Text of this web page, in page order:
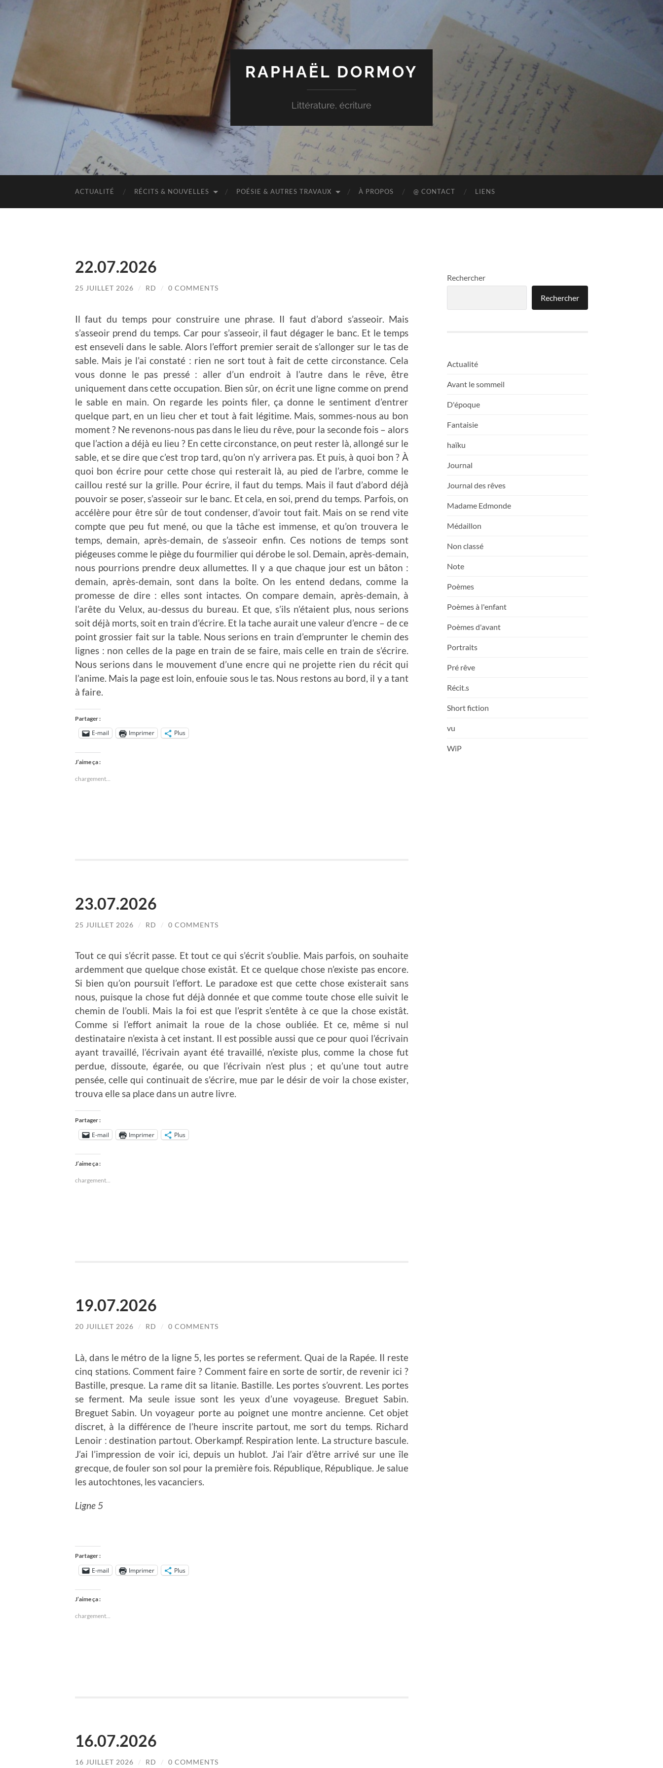
RAPHAËL DORMOY
Littérature, écriture
ACTUALITÉ RÉCITS & NOUVELLES POÉSIE & AUTRES TRAVAUX À PROPOS @ CONTACT LIENS
22.07.2026
25 JUILLET 2026 / RD / 0 COMMENTS
Il faut du temps pour construire une phrase. Il faut d’abord s’asseoir. Mais
s’asseoir prend du temps. Car pour s’asseoir, il faut dégager le banc. Et le temps
est enseveli dans le sable. Alors l’effort premier serait de s’allonger sur le tas de
sable. Mais je l’ai constaté : rien ne sort tout à fait de cette circonstance. Cela
vous donne le pas pressé : aller d’un endroit à l’autre dans le rêve, être
uniquement dans cette occupation. Bien sûr, on écrit une ligne comme on prend
le sable en main. On regarde les points filer, ça donne le sentiment d’entrer
quelque part, en un lieu cher et tout à fait légitime. Mais, sommes-nous au bon
moment ? Ne revenons-nous pas dans le lieu du rêve, pour la seconde fois – alors
que l’action a déjà eu lieu ? En cette circonstance, on peut rester là, allongé sur le
sable, et se dire que c’est trop tard, qu’on n’y arrivera pas. Et puis, à quoi bon ? À
quoi bon écrire pour cette chose qui resterait là, au pied de l’arbre, comme le
caillou resté sur la grille. Pour écrire, il faut du temps. Mais il faut d’abord déjà
pouvoir se poser, s’asseoir sur le banc. Et cela, en soi, prend du temps. Parfois, on
accélère pour être sûr de tout condenser, d’avoir tout fait. Mais on se rend vite
compte que peu fut mené, ou que la tâche est immense, et qu’on trouvera le
temps, demain, après-demain, de s’asseoir enfin. Ces notions de temps sont
piégeuses comme le piège du fourmilier qui dérobe le sol. Demain, après-demain,
nous pourrions prendre deux allumettes. Il y a que chaque jour est un bâton :
demain, après-demain, sont dans la boîte. On les entend dedans, comme la
promesse de dire : elles sont intactes. On compare demain, après-demain, à
l’arête du Velux, au-dessus du bureau. Et que, s’ils n’étaient plus, nous serions
soit déjà morts, soit en train d’écrire. Et la tache aurait une valeur d’encre – de ce
point grossier fait sur la table. Nous serions en train d’emprunter le chemin des
lignes : non celles de la page en train de se faire, mais celle en train de s’écrire.
Nous serions dans le mouvement d’une encre qui ne projette rien du récit qui
l’anime. Mais la page est loin, enfouie sous le tas. Nous restons au bord, il y a tant
à faire.
Partager :
E-mail Imprimer Plus
J’aime ça :
chargement…
23.07.2026
25 JUILLET 2026 / RD / 0 COMMENTS
Tout ce qui s’écrit passe. Et tout ce qui s’écrit s’oublie. Mais parfois, on souhaite
ardemment que quelque chose existât. Et ce quelque chose n’existe pas encore.
Si bien qu’on poursuit l’effort. Le paradoxe est que cette chose existerait sans
nous, puisque la chose fut déjà donnée et que comme toute chose elle suivit le
chemin de l’oubli. Mais la foi est que l’esprit s’entête à ce que la chose existât.
Comme si l’effort animait la roue de la chose oubliée. Et ce, même si nul
destinataire n’exista à cet instant. Il est possible aussi que ce pour quoi l’écrivain
ayant travaillé, l’écrivain ayant été travaillé, n’existe plus, comme la chose fut
perdue, dissoute, égarée, ou que l’écrivain n’est plus ; et qu’une tout autre
pensée, celle qui continuait de s’écrire, mue par le désir de voir la chose exister,
trouva elle sa place dans un autre livre.
Partager :
E-mail Imprimer Plus
J’aime ça :
chargement…
19.07.2026
20 JUILLET 2026 / RD / 0 COMMENTS
Là, dans le métro de la ligne 5, les portes se referment. Quai de la Rapée. Il reste
cinq stations. Comment faire ? Comment faire en sorte de sortir, de revenir ici ?
Bastille, presque. La rame dit sa litanie. Bastille. Les portes s’ouvrent. Les portes
se ferment. Ma seule issue sont les yeux d’une voyageuse. Breguet Sabin.
Breguet Sabin. Un voyageur porte au poignet une montre ancienne. Cet objet
discret, à la différence de l’heure inscrite partout, me sort du temps. Richard
Lenoir : destination partout. Oberkampf. Respiration lente. La structure bascule.
J’ai l’impression de voir ici, depuis un hublot. J’ai l’air d’être arrivé sur une île
grecque, de fouler son sol pour la première fois. République, République. Je salue
les autochtones, les vacanciers.
Ligne 5
Partager :
E-mail Imprimer Plus
J’aime ça :
chargement…
16.07.2026
16 JUILLET 2026 / RD / 0 COMMENTS
Rechercher
Rechercher
Actualité
Avant le sommeil
D'époque
Fantaisie
haïku
Journal
Journal des rêves
Madame Edmonde
Médaillon
Non classé
Note
Poèmes
Poèmes à l'enfant
Poèmes d'avant
Portraits
Pré rêve
Récit.s
Short fiction
vu
WiP